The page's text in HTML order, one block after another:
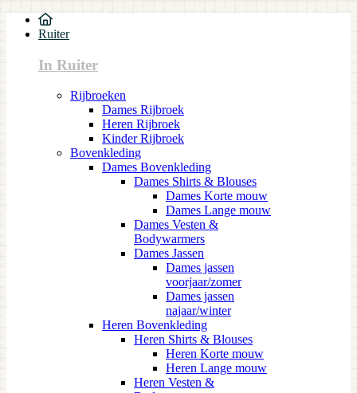
Ruiter
In Ruiter
Rijbroeken
Dames Rijbroek
Heren Rijbroek
Kinder Rijbroek
Bovenkleding
Dames Bovenkleding
Dames Shirts & Blouses
Dames Korte mouw
Dames Lange mouw
Dames Vesten &
Bodywarmers
Dames Jassen
Dames jassen
voorjaar/zomer
Dames jassen
najaar/winter
Heren Bovenkleding
Heren Shirts & Blouses
Heren Korte mouw
Heren Lange mouw
Heren Vesten &